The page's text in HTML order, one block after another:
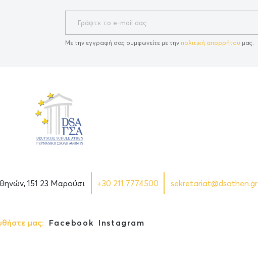
Με την εγγραφή σας συμφωνείτε με την πολιτική απορρήτου μας.
151 23 Μαρούσι +30 211 7774500 sekretariat@dsathen.gr
μας: Facebook Instagram